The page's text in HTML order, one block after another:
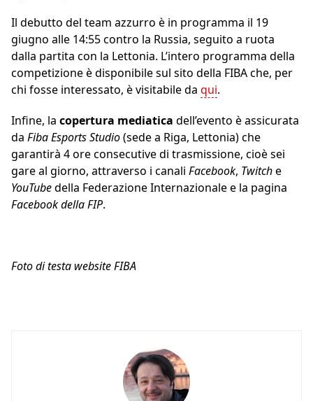
Il debutto del team azzurro è in programma il 19
giugno alle 14:55 contro la Russia, seguito a ruota
dalla partita con la Lettonia. L’intero programma della
competizione è disponibile sul sito della FIBA che, per
chi fosse interessato, è visitabile da qui.
Infine, la copertura mediatica dell’evento è assicurata
da Fiba Esports Studio(sede a Riga, Lettonia) che
garantirà 4 ore consecutive di trasmissione, cioè sei
gare al giorno, attraverso i canali Facebook, Twitche
YouTubedella Federazione Internazionale e la pagina
Facebook della FIP.
Foto di testa website FIBA